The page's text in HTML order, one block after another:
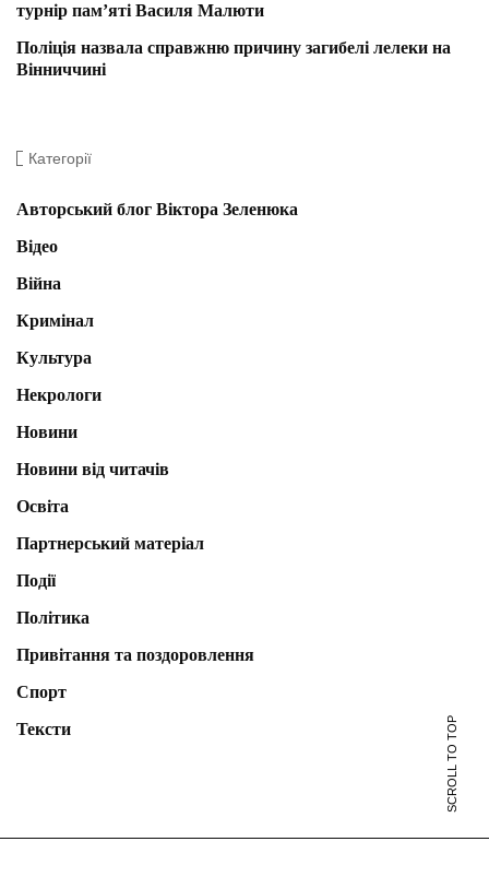
турнір пам’яті Василя Малюти
Поліція назвала справжню причину загибелі лелеки на
Вінниччині
Категорії
Авторський блог Віктора Зеленюка
Відео
Війна
Кримінал
Культура
Некрологи
Новини
Новини від читачів
Освіта
Партнерський матеріал
Події
Політика
Привітання та поздоровлення
Спорт
Тексти
SCROLL TO TOP